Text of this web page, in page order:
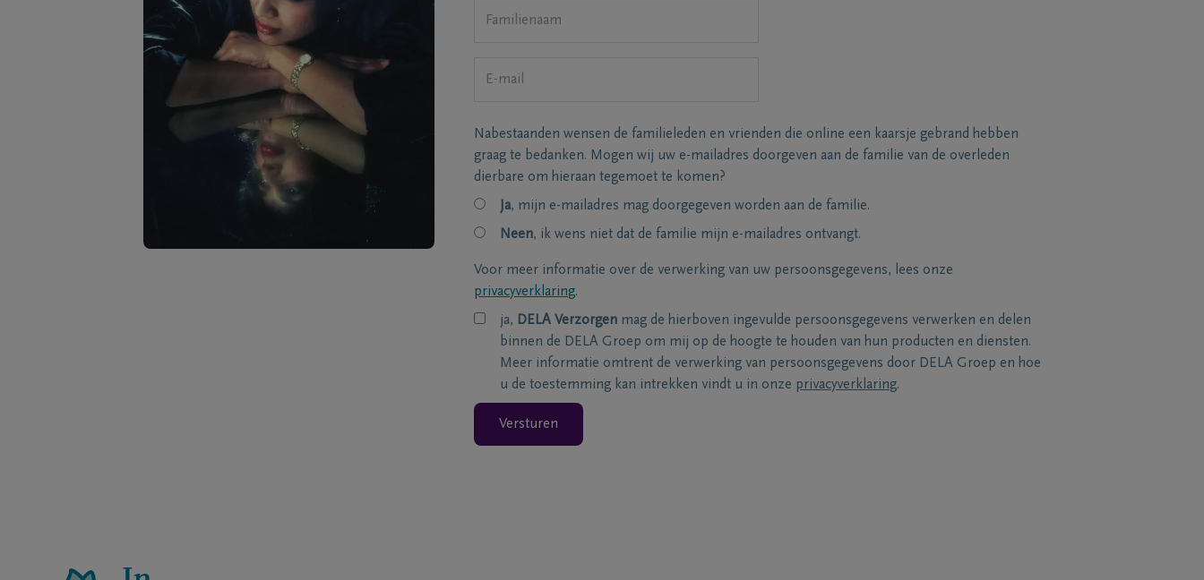
Nabestaanden wensen de familieleden en vrienden die online een kaarsje gebrand hebben
graag te bedanken. Mogen wij uw e-mailadres doorgeven aan de familie van de overleden
dierbare om hieraan tegemoet te komen?
Ja, mijn e-mailadres mag doorgegeven worden aan de familie.
Neen, ik wens niet dat de familie mijn e-mailadres ontvangt.
Voor meer informatie over de verwerking van uw persoonsgegevens, lees onze
privacyverklaring.
ja, DELA Verzorgen mag de hierboven ingevulde persoonsgegevens verwerken en delen
binnen de DELA Groep om mij op de hoogte te houden van hun producten en diensten.
Meer informatie omtrent de verwerking van persoonsgegevens door DELA Groep en hoe
u de toestemming kan intrekken vindt u in onze privacyverklaring.
Versturen